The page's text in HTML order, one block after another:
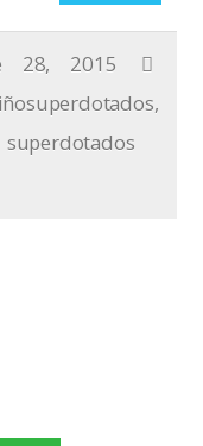
28, 2015
,